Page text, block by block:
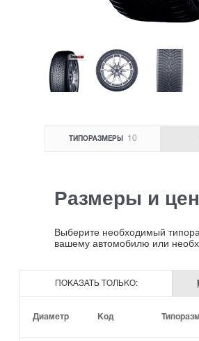
ТИПОРАЗМЕРЫ 10
Размеры и
Выберите необходимый
вашему автомобилю или
ПОКАЗАТЬ ТОЛЬКО:
Диаметр Код